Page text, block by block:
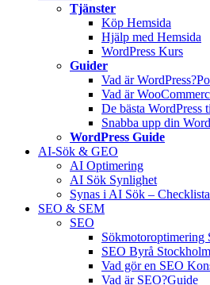
Tjänster
Köp Hemsida
Hjälp med Hemsida
WordPress Kurs
Guider
Vad är WordPress?
Vad är
De bästa WordPress
Snabba upp din
WordPress Guide
AI-Sök & GEO
AI Optimering
AI Sök Synlighet
Synas i AI Sök – Checklista
SEO & SEM
SEO
Sökmotoroptimering
SEO Byrå Stockholm
Vad gör en SEO
Vad är SEO?Guide